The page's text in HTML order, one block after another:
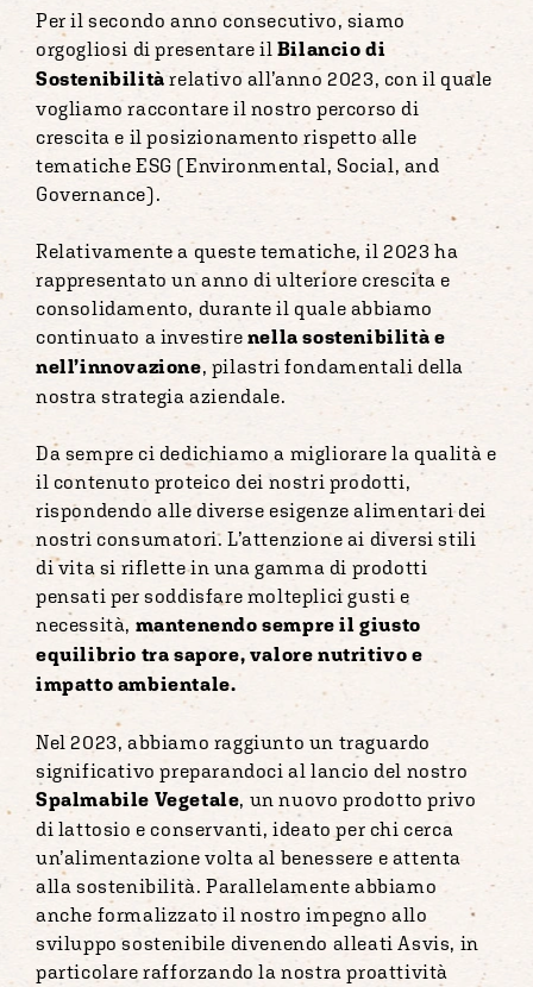
Per il secondo anno consecutivo, siamo
orgogliosi di presentare il Bilancio di
Sostenibilitàrelativo all’anno 2023, con il quale
vogliamo raccontare il nostro percorso di
crescita e il posizionamento rispetto alle
tematiche ESG (Environmental, Social, and
Governance).
Relativamente a queste tematiche, il 2023 ha
rappresentato un anno di ulteriore crescita e
consolidamento, durante il quale abbiamo
continuato a investire nella sostenibilità e
nell’innovazione, pilastri fondamentali della
nostra strategia aziendale.
Da sempre ci dedichiamo a migliorare la qualità e
il contenuto proteico dei nostri prodotti,
rispondendo alle diverse esigenze alimentari dei
nostri consumatori. L’attenzione ai diversi stili
di vita si riflette in una gamma di prodotti
pensati per soddisfare molteplici gusti e
necessità, mantenendo sempre il giusto
equilibrio tra sapore, valore nutritivo e
impatto ambientale.
Nel 2023, abbiamo raggiunto un traguardo
significativo preparandoci al lancio del nostro
Spalmabile Vegetale, un nuovo prodotto privo
di lattosio e conservanti, ideato per chi cerca
un’alimentazione volta al benessere e attenta
alla sostenibilità. Parallelamente abbiamo
anche formalizzato il nostro impegno allo
sviluppo sostenibile divenendo alleati Asvis, in
particolare rafforzando la nostra proattività